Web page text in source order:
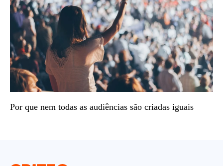
Por que nem todas as audiências são criadas iguais